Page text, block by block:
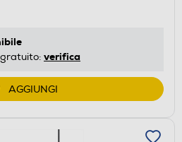
verifica
AGGIUNGI